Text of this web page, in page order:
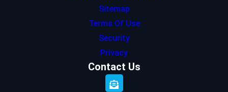
Sitemap
Terms Of Use
Security
Privacy
Contact Us